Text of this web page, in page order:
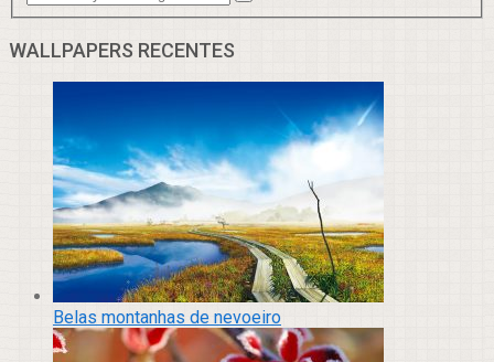
WALLPAPERS RECENTES
Belas montanhas de nevoeiro